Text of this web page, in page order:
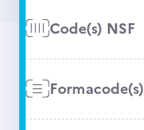
Code(s) NSF
Formacode(s)